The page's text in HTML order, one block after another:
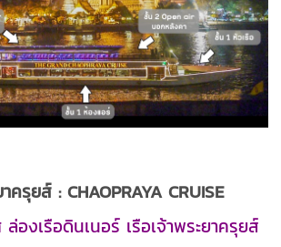
าครุยส์ : CHAOPRAYA CRUISE
องเรือดินเนอร์ เรือเจ้าพระยาครุยส์